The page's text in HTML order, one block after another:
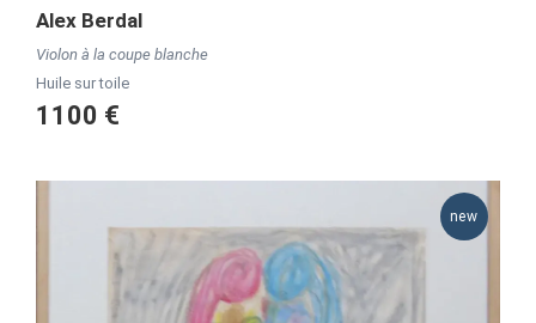
Alex Berdal
Violon à la coupe blanche
Huile sur toile
1100 €